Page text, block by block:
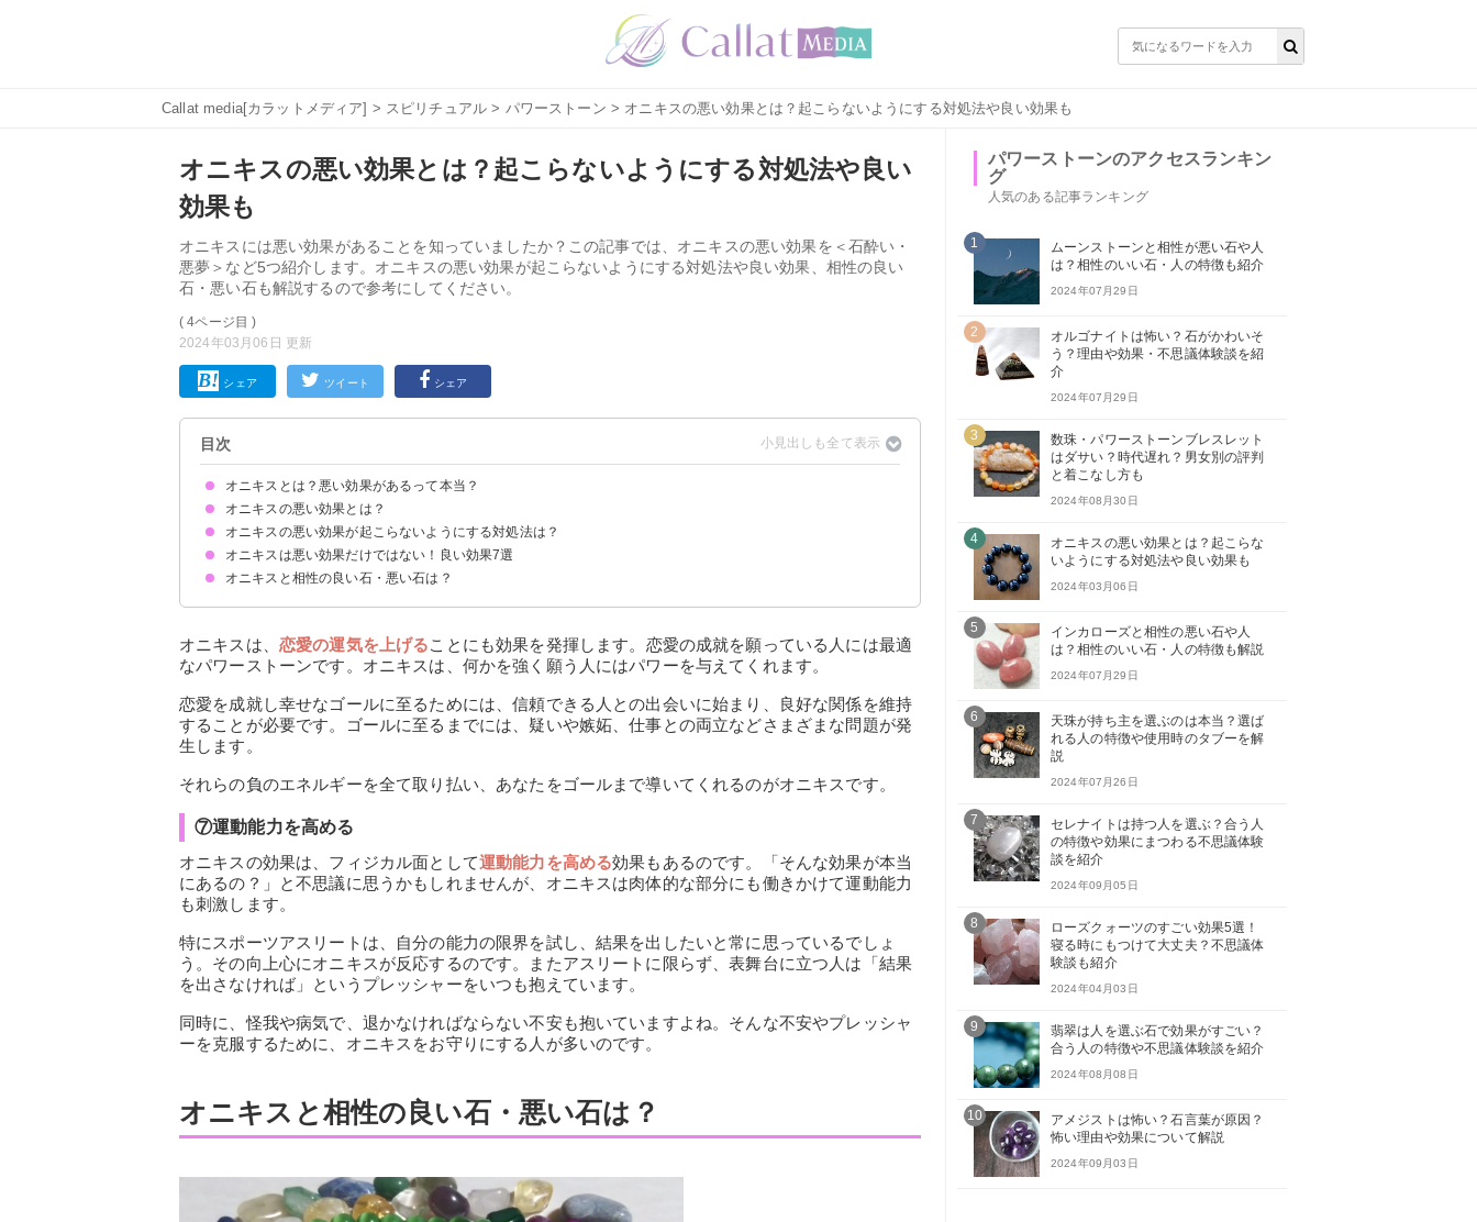
Callat media[カラットメディア] > スピリチュアル > パワーストーン > オニキスの悪い効果とは？起こらないようにする対処法や良い効果も
オニキスの悪い効果とは？起こらないようにする対処法や良い
効果も
オニキスには悪い効果があることを知っていましたか？この記事では、オニキスの悪い効果を＜石酔い・
悪夢＞など5つ紹介します。オニキスの悪い効果が起こらないようにする対処法や良い効果、相性の良い
石・悪い石も解説するので参考にしてください。
( 4ページ目 )
2024年03月06日 更新
シェア ツイート シェア
目次
オニキスとは？悪い効果があるって本当？
オニキスの悪い効果とは？
①パワーが強すぎて石酔いすることがある
②悪夢を見ることがある
③本人の意思と関係なく縁が切れることがある
④トラウマなどを思い出させることがある
⑤合わない人には逆効果になる
オニキスの悪い効果が起こらないようにする対処法は？
最初は使用時間を短くして徐々に慣らす
寝るときはオニキスを外す
オニキスは悪い効果だけではない！良い効果7選
①強力な魔除け・邪気払い
②不安とストレスの解消
③精神の安定と強化
④集中力を高め成功に導く
⑤隠れた能力の開花
⑥恋愛の運気を上げる
⑦運動能力を高める
オニキスと相性の良い石・悪い石は？
オニキスは、 恋愛の運気を上げることにも効果を発揮します。恋愛の成就を願っている人には最適
なパワーストーンです。オニキスは、何かを強く願う人にはパワーを与えてくれます。
恋愛を成就し幸せなゴールに至るためには、信頼できる人との出会いに始まり、良好な関係を維持
することが必要です。ゴールに至るまでには、疑いや嫉妬、仕事との両立などさまざまな問題が発
生します。
それらの負のエネルギーを全て取り払い、あなたをゴールまで導いてくれるのがオニキスです。
⑦運動能力を高める
オニキスの効果は、フィジカル面として運動能力を高める効果もあるのです。「そんな効果が本当
にあるの？」と不思議に思うかもしれませんが、オニキスは肉体的な部分にも働きかけて運動能力
も刺激します。
特にスポーツアスリートは、自分の能力の限界を試し、結果を出したいと常に思っているでしょ
う。その向上心にオニキスが反応するのです。またアスリートに限らず、表舞台に立つ人は「結果
を出さなければ」というプレッシャーをいつも抱えています。
同時に、怪我や病気で、退かなければならない不安も抱いていますよね。そんな不安やプレッシャ
ーを克服するために、オニキスをお守りにする人が多いのです。
オニキスと相性の良い石・悪い石は？
パワーストーンのアクセスランキン
グ
人気のある記事ランキング
1
ムーンストーンと相性が悪い石や人
は？相性のいい石・人の特徴も紹介
2024年07月29日
2
オルゴナイトは怖い？石がかわいそ
う？理由や効果・不思議体験談を紹
介
2024年07月29日
3
数珠・パワーストーンブレスレット
はダサい？時代遅れ？男女別の評判
と着こなし方も
2024年08月30日
4
オニキスの悪い効果とは？起こらな
いようにする対処法や良い効果も
2024年03月06日
5
インカローズと相性の悪い石や人
は？相性のいい石・人の特徴も解説
2024年07月29日
6
天珠が持ち主を選ぶのは本当？選ば
れる人の特徴や使用時のタブーを解
説
2024年07月26日
7
セレナイトは持つ人を選ぶ？合う人
の特徴や効果にまつわる不思議体験
談を紹介
2024年09月05日
8
ローズクォーツのすごい効果5選！
寝る時にもつけて大丈夫？不思議体
験談も紹介
2024年04月03日
9
翡翠は人を選ぶ石で効果がすごい？
合う人の特徴や不思議体験談を紹介
2024年08月08日
10
アメジストは怖い？石言葉が原因？
怖い理由や効果について解説
2024年09月03日